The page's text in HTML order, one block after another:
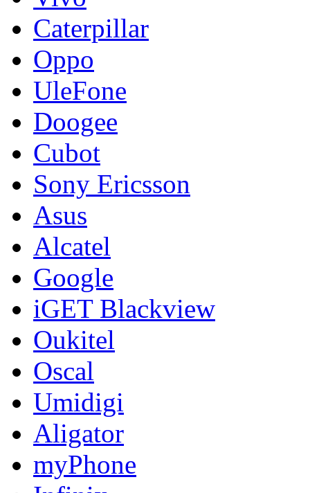
Caterpillar
Oppo
UleFone
Doogee
Cubot
Sony Ericsson
Asus
Alcatel
Google
iGET Blackview
Oukitel
Oscal
Umidigi
Aligator
myPhone